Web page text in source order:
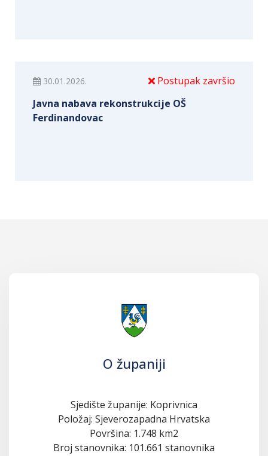
30.01.2026.
Postupak završio
Javna nabava rekonstrukcije OŠ
Ferdinandovac
O županiji
Sjedište županije: Koprivnica
Položaj: Sjeverozapadna Hrvatska
Površina: 1.748 km2
Broj stanovnika: 101.661 stanovnika